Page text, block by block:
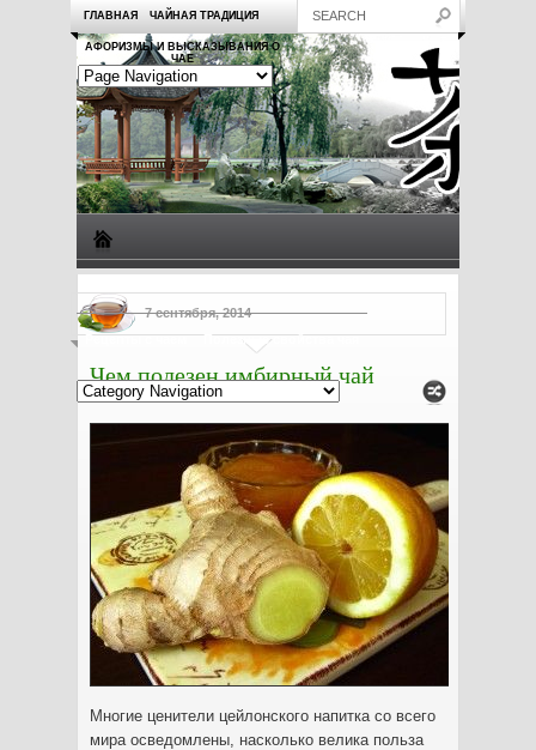
ГЛАВНАЯ ЧАЙНАЯ ТРАДИЦИЯ
АФОРИЗМЫ И ВЫСКАЗЫВАНИЯ О
ЧАЕ
Рецепты с чаем Полезные свойства чая
7 сентября, 2014
Чем полезен имбирный чай
Многие ценители цейлонского напитка со всего
мира осведомлены, насколько велика польза